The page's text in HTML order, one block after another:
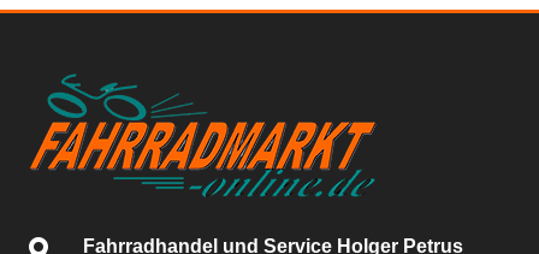
Fahrradhandel und Service Holger Petrus